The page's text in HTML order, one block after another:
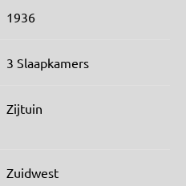
1936
3 Slaapkamers
Zijtuin
Zuidwest